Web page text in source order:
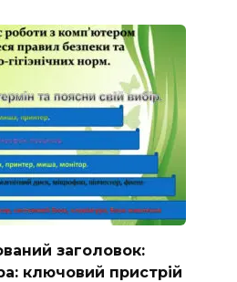
заголовок:
ключовий пристрій